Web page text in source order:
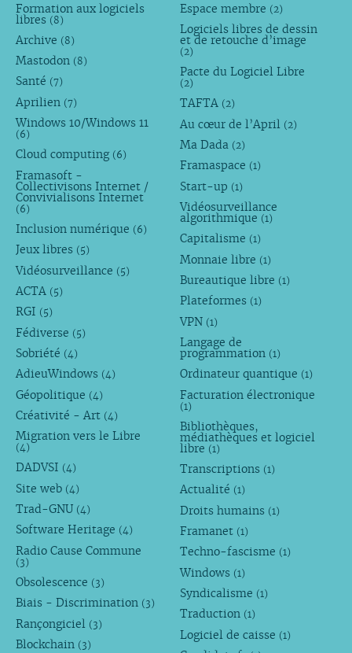
Formation aux logiciels
libres (8)
Archive (8)
Mastodon (8)
Santé (7)
Aprilien (7)
Windows 10/Windows 11
(6)
Cloud computing (6)
Framasoft -
Collectivisons Internet /
Convivialisons Internet
(6)
Inclusion numérique (6)
Jeux libres (5)
Vidéosurveillance (5)
ACTA (5)
RGI (5)
Fédiverse (5)
Sobriété (4)
AdieuWindows (4)
Géopolitique (4)
Créativité - Art (4)
Migration vers le Libre
(4)
DADVSI (4)
Site web (4)
Trad-GNU (4)
Software Heritage (4)
Radio Cause Commune
(3)
Obsolescence (3)
Biais - Discrimination (3)
Rançongiciel (3)
Blockchain (3)
Espace membre (2)
Logiciels libres de dessin
et de retouche d’image
(2)
Pacte du Logiciel Libre
(2)
TAFTA (2)
Au cœur de l’April (2)
Ma Dada (2)
Framaspace (1)
Start-up (1)
Vidéosurveillance
algorithmique (1)
Capitalisme (1)
Monnaie libre (1)
Bureautique libre (1)
Plateformes (1)
VPN (1)
Langage de
programmation (1)
Ordinateur quantique (1)
Facturation électronique
(1)
Bibliothèques,
médiathèques et logiciel
libre (1)
Transcriptions (1)
Actualité (1)
Droits humains (1)
Framanet (1)
Techno-fascisme (1)
Windows (1)
Syndicalisme (1)
Traduction (1)
Logiciel de caisse (1)